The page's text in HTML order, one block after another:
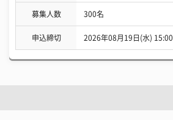
募集人数 300名
申込締切 2026年08月19日(水) 15:00